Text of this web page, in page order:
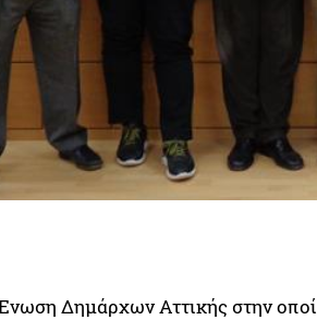
Δημάρχων Αττικής στην